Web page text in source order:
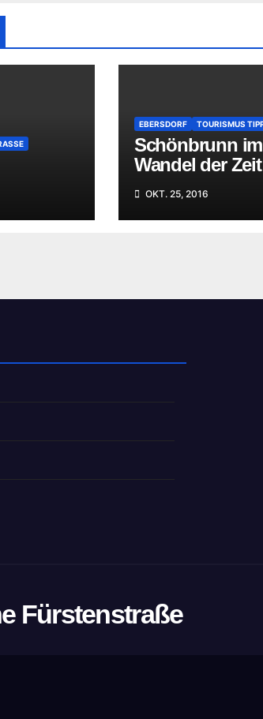
EBERSDORF TOURISMUS
Schönbrunn im
Wandel der Zeit
OKT. 25, 2016
Fürstenstraße